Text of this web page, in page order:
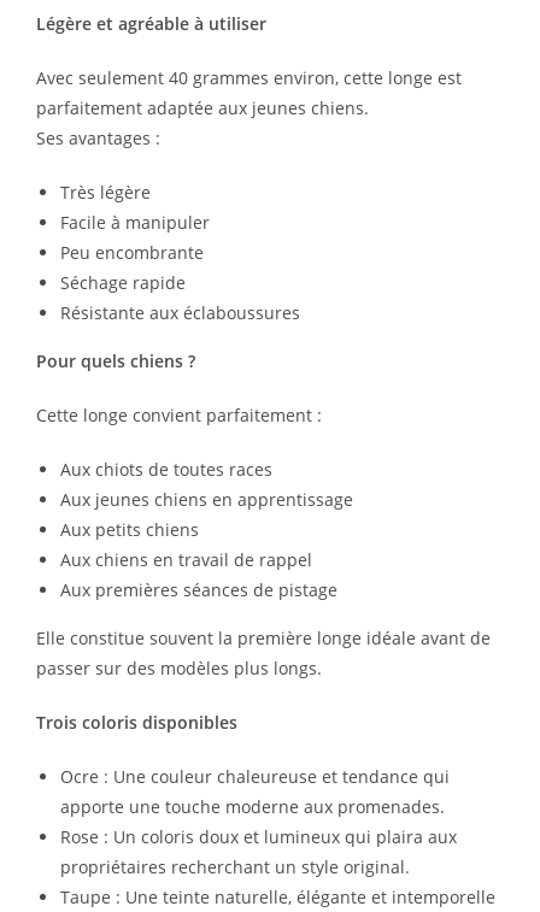
Légère et agréable à utiliser
Avec seulement 40 grammes environ, cette longe est
parfaitement adaptée aux jeunes chiens.
Ses avantages :
Très légère
Facile à manipuler
Peu encombrante
Séchage rapide
Résistante aux éclaboussures
Pour quels chiens ?
Cette longe convient parfaitement :
Aux chiots de toutes races
Aux jeunes chiens en apprentissage
Aux petits chiens
Aux chiens en travail de rappel
Aux premières séances de pistage
Elle constitue souvent la première longe idéale avant de
passer sur des modèles plus longs.
Trois coloris disponibles
Ocre : Une couleur chaleureuse et tendance qui
apporte une touche moderne aux promenades.
Rose : Un coloris doux et lumineux qui plaira aux
propriétaires recherchant un style original.
Taupe : Une teinte naturelle, élégante et intemporelle